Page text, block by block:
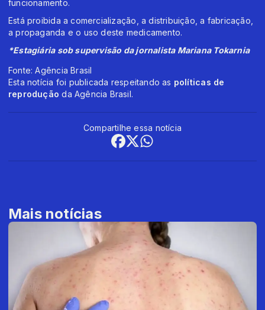
funcionamento.
Está proibida a comercialização, a distribuição, a fabricação,
a propaganda e o uso deste medicamento.
*Estagiária sob supervisão da jornalista Mariana Tokarnia
Fonte: Agência Brasil
Esta notícia foi publicada respeitando as políticas de
reprodução da Agência Brasil.
Compartilhe essa notícia
Mais notícias